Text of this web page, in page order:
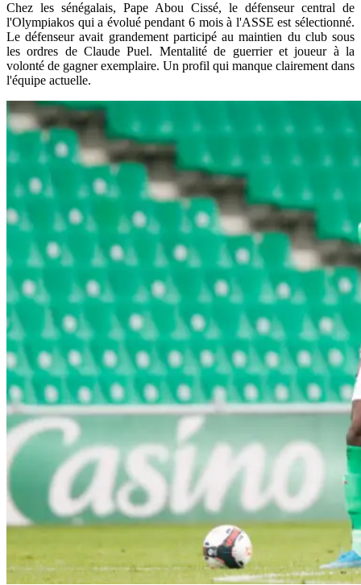
Chez les sénégalais, Pape Abou Cissé, le défenseur central de
l'Olympiakos qui a évolué pendant 6 mois à l'ASSE est sélectionné.
Le défenseur avait grandement participé au maintien du club sous
les ordres de Claude Puel. Mentalité de guerrier et joueur à la
volonté de gagner exemplaire. Un profil qui manque clairement dans
l'équipe actuelle.